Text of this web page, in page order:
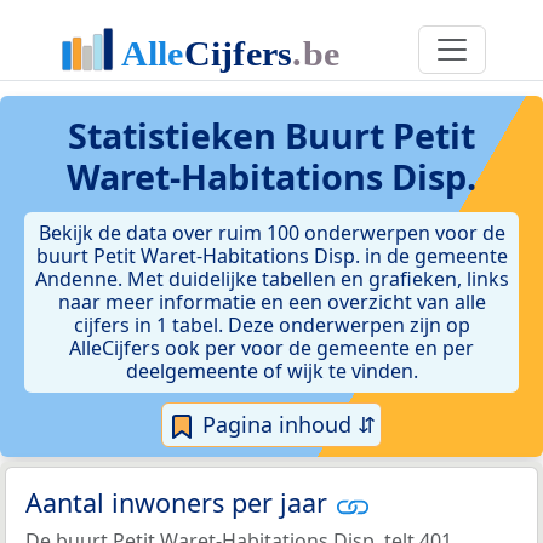
Statistieken Buurt Petit
Waret-Habitations Disp.
Bekijk de data over ruim 100 onderwerpen voor de
buurt Petit Waret-Habitations Disp. in de gemeente
Andenne. Met duidelijke tabellen en grafieken, links
naar meer informatie en een overzicht van alle
cijfers in 1 tabel. Deze onderwerpen zijn op
AlleCijfers ook per voor de gemeente en per
deelgemeente of wijk te vinden.
Pagina inhoud ⇵
Aantal inwoners per jaar